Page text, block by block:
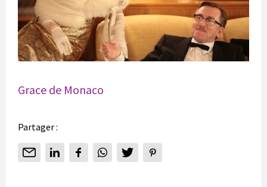
Grace de Monaco
Partager :